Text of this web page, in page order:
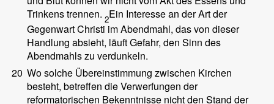
Trinkens trennen. 2Ein Interesse an der Art der
Gegenwart Christi im Abendmahl, das von dieser
Handlung absieht, läuft Gefahr, den Sinn des
Abendmahls zu verdunkeln.
20 Wo solche Übereinstimmung zwischen Kirchen
besteht, betreffen die Verwerfungen der
reformatorischen Bekenntnisse nicht den Stand der